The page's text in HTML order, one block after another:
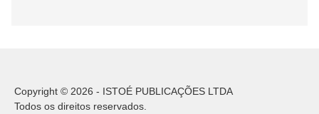
Copyright © 2026 - ISTOÉ PUBLICAÇÕES LTDA
Todos os direitos reservados.